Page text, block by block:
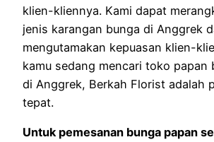
klien-kliennya. Kami dapat
jenis karangan bunga di Anggrek
mengutamakan kepuasan klien-
kamu sedang mencari toko papan
di Anggrek, Berkah Florist adalah
tepat.
Untuk pemesanan bunga papan